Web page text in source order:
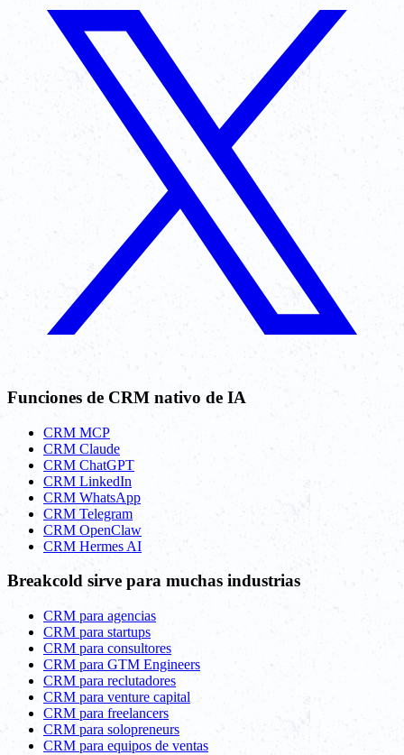
Funciones de CRM nativo de IA
CRM MCP
CRM Claude
CRM ChatGPT
CRM LinkedIn
CRM WhatsApp
CRM Telegram
CRM OpenClaw
CRM Hermes AI
Breakcold sirve para muchas industrias
CRM para agencias
CRM para startups
CRM para consultores
CRM para GTM Engineers
CRM para reclutadores
CRM para venture capital
CRM para freelancers
CRM para solopreneurs
CRM para equipos de ventas